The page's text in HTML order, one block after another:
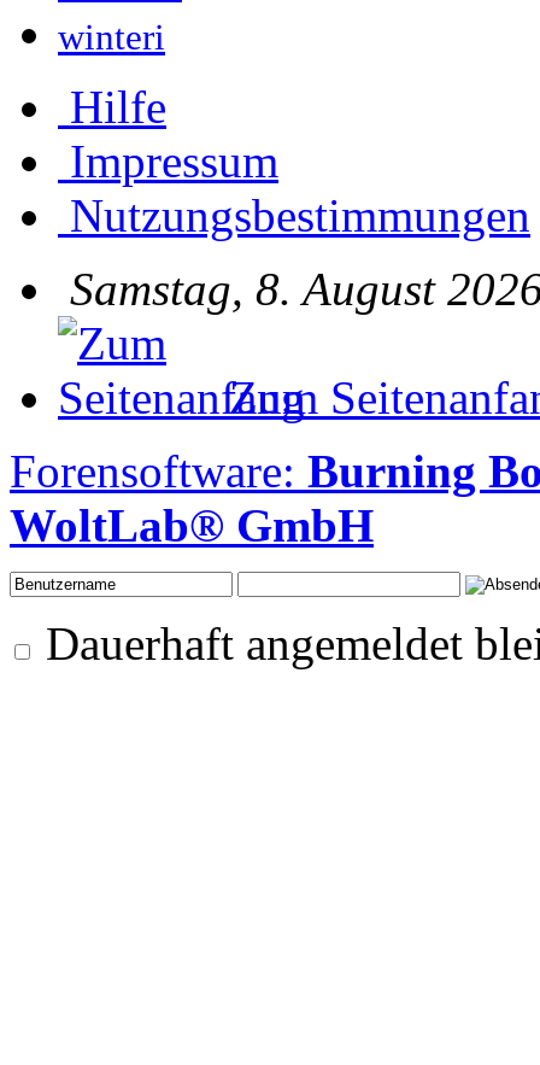
winteri
Hilfe
Impressum
Nutzungsbestimmungen
Samstag, 8. August
Zum
Forensoftware: Burning
WoltLab® GmbH
Dauerhaft angemeldet